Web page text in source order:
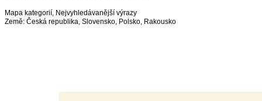
Mapa kategorií, Nejvyhledávanější výrazy
Země: Česká republika, Slovensko, Polsko, Rakousko